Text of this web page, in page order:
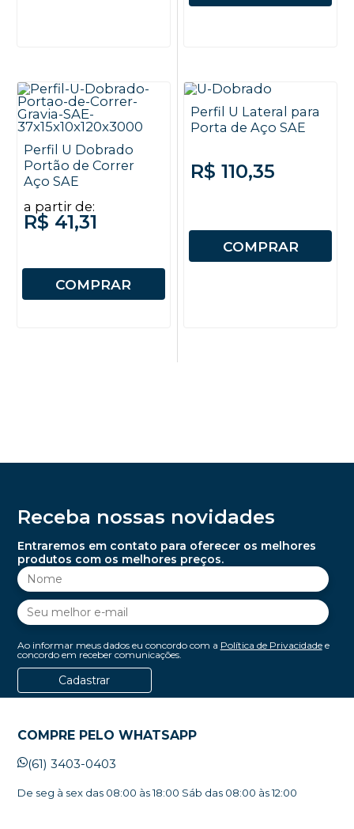
Perfil U Dobrado
Portão de Correr
Aço SAE
a partir de:
R$ 41,31
COMPRAR
Perfil U Lateral para
Porta de Aço SAE
R$ 110,35
COMPRAR
Receba nossas novidades
Entraremos em contato para oferecer os melhores
produtos com os melhores preços.
Ao informar meus dados eu concordo com a Política de Privacidadee
concordo em receber comunicações.
Cadastrar
COMPRE PELO WHATSAPP
(61) 3403-0403
De seg à sex das 08:00 às 18:00 Sáb das 08:00 às 12:00